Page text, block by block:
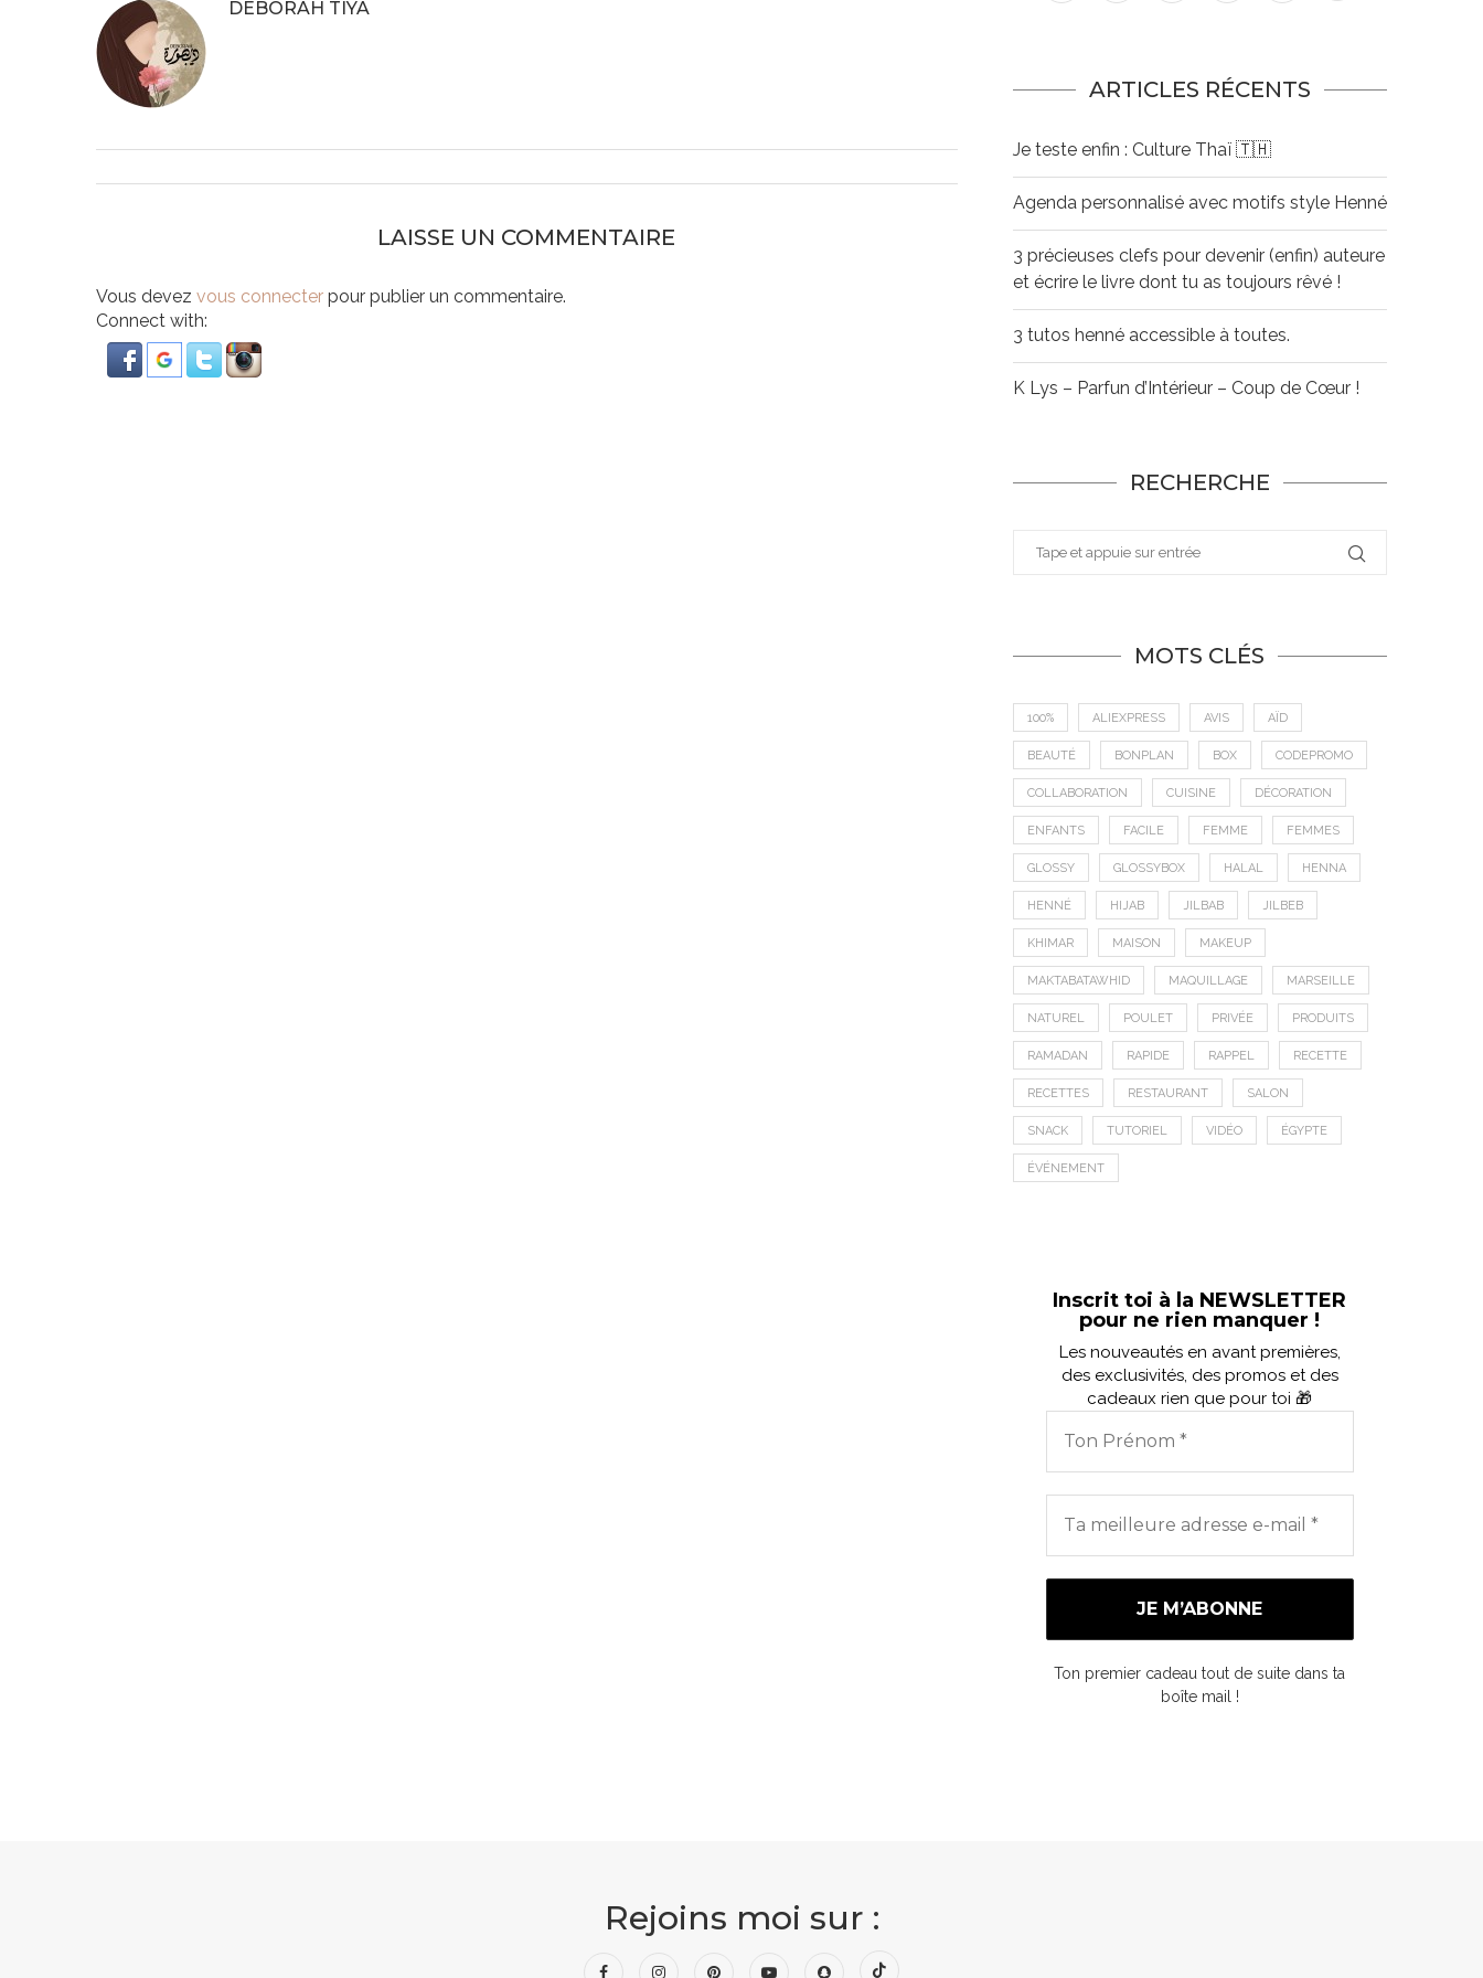
DEBORAH TIYA
LAISSE UN COMMENTAIRE
Vous devez vous connecter pour publier un commentaire.
Connect with:
ARTICLES RÉCENTS
Je teste enfin : Culture Thaï 🇹🇭
Agenda personnalisé avec motifs style Henné
3 précieuses clefs pour devenir (enfin) auteure
et écrire le livre dont tu as toujours rêvé !
3 tutos henné accessible à toutes.
K Lys – Parfun d’Intérieur – Coup de Cœur !
RECHERCHE
MOTS CLÉS
100% ALIEXPRESS AVIS AÏD
BEAUTÉ BONPLAN BOX CODEPROMO
COLLABORATION CUISINE DÉCORATION
ENFANTS FACILE FEMME FEMMES
GLOSSY GLOSSYBOX HALAL HENNA
HENNÉ HIJAB JILBAB JILBEB
KHIMAR MAISON MAKEUP
MAKTABATAWHID MAQUILLAGE MARSEILLE
NATUREL POULET PRIVÉE PRODUITS
RAMADAN RAPIDE RAPPEL RECETTE
RECETTES RESTAURANT SALON
SNACK TUTORIEL VIDÉO ÉGYPTE
ÉVÉNEMENT
Inscrit toi à la NEWSLETTER
pour ne rien manquer !
Les nouveautés en avant premières,
des exclusivités, des promos et des
cadeaux rien que pour toi 🎁
Ton premier cadeau tout de suite dans ta
boîte mail !
Rejoins moi sur :